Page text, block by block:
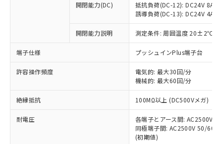
開閉能力(DC)
抵抗負荷(DC-12): DC24V 8A/
誘導負荷(DC-13): DC24V 4A/
開閉能力説明 測定条件: 周囲温度 20±2℃、
端子仕様 プッシュインPlus端子台
許容操作頻度
電気的: 最大30回/分
機械的: 最大60回/分
絶縁抵抗 100MΩ以上 (DC500Vメガ)
耐電圧
各端子とアース間: AC2500V
同極端子間: AC2500V 50/
(初期値)
以下の条件をお読みいただき、同意のうえ
ご利用ください。
本サービスは、当社制御機器事業取扱
商品の当社在庫状況および標準価格
(税抜)を提供させていただくもので
当社制御機器事業取扱商品の中には、
本サービスの対象外となる商品もある
ことをご了承ください。
在庫状況および標準価格照会結果は、
記載している更新日時点での社内デー
対応予定なし：EU RoHS指令（10物質）の
非含有に非対応の商品で、対応品を出す予
調査・確認中：EU RoHS指令（10物質）の
非含有の対応状況を調査中または確認中の
商品です。
非該当品：ライセンス料など無形物で、有
害物質有無と関係のない商品です。
仕入先様の事情により、非含有部品として
いたものが、含有品と判明した場合などや
むを得ず変更することがあります。
「○」：最大均質材料含有率が中国RoHSの
基準値以下であることを示します。
「×」：最大均質材料含有率が中国RoHSの
基準値を超えていることを示します。
「－」：未確認です。当社販売部門へお問
当社は、これら貴社製品のうち、外国
為替および外国貿易法に定める商品
（以下｢規制貨物等」という）を輸出